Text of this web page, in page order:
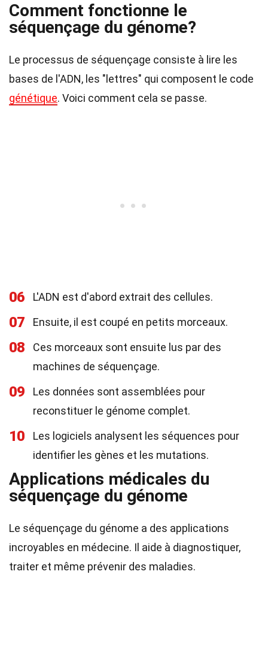
Comment fonctionne le
séquençage du génome?
Le processus de séquençage consiste à lire les
bases de l'ADN, les "lettres" qui composent le code
génétique. Voici comment cela se passe.
06 L'ADN est d'abord extrait des cellules.
07 Ensuite, il est coupé en petits morceaux.
08
Ces morceaux sont ensuite lus par des
machines de séquençage.
09
Les données sont assemblées pour
reconstituer le génome complet.
10
Les logiciels analysent les séquences pour
identifier les gènes et les mutations.
Applications médicales du
séquençage du génome
Le séquençage du génome a des applications
incroyables en médecine. Il aide à diagnostiquer,
traiter et même prévenir des maladies.